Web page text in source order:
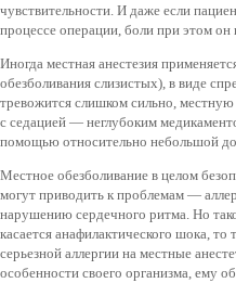
чувствительности. И даже если
процессе операции, боли при этом он
Иногда местная анестезия
обезболивания слизистых), в виде
тревожится слишком сильно,
с седацией — неглубоким
помощью относительно небольшой
Местное обезболивание в целом
могут приводить к проблемам —
нарушению сердечного ритма. Но
касается анафилактического шока,
серьезной аллергии на местные
особенности своего организма, ему